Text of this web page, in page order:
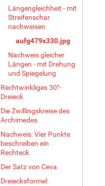
Längengleichheit - mit
Streifenschar
nachweisen
aufg479x330.jpg
Nachweis gleicher
Längen - mit Drehung
und Spiegelung
Rechtwinkliges 30°-
Dreieck
Die Zwillingskreise des
Archimedes
Nachweis: Vier Punkte
beschreiben ein
Rechteck
Der Satz von Ceva
Dreiecksformel: